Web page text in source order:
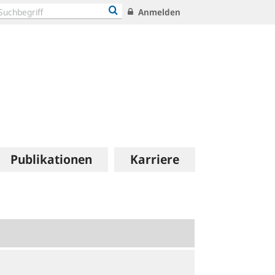
Anmelden
Publikationen Karriere